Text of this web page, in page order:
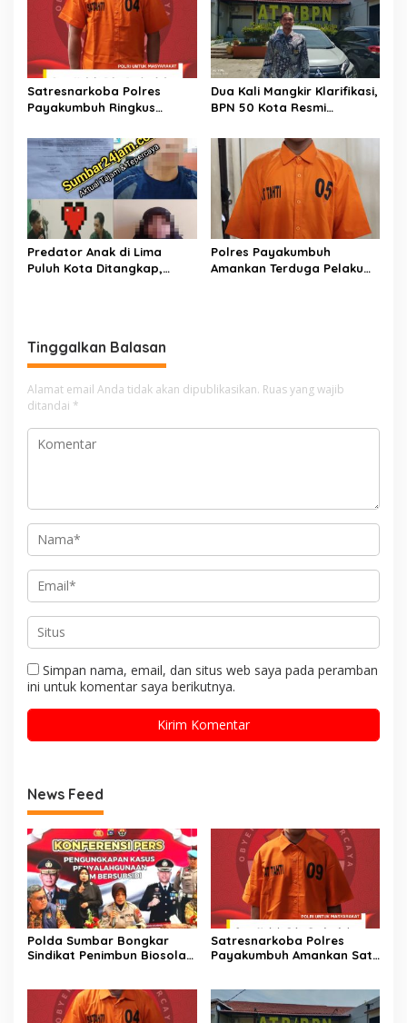
Satresnarkoba Polres
Payakumbuh Ringkus
Narkotika di Depan SMAN 2,
Barang Bukti 12,58 Gram
Ganja Kering Disita
Dua Kali Mangkir Klarifikasi,
BPN 50 Kota Resmi
Penerbitan Sertifikat Tanah
Inisial JP yang Disanggah
Hendryola Asmira
Predator Anak di Lima
Puluh Kota Ditangkap,
Polres Payakumbuh
Amankan Terduga Pelaku
Tinggalkan Balasan
Alamat email Anda tidak akan dipublikasikan. Ruas yang wajib
ditandai *
Simpan nama, email, dan situs web saya pada peramban
ini untuk komentar saya berikutnya.
News Feed
Polda Sumbar Bongkar
Sindikat Penimbun Biosolar
Satresnarkoba Polres
Payakumbuh Amankan Satu